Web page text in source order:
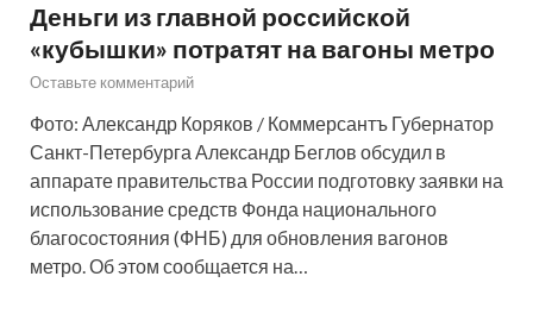
Деньги из главной российской
«кубышки» потратят на вагоны метро
Оставьте комментарий
Фото: Александр Коряков / Коммерсантъ Губернатор
Санкт-Петербурга Александр Беглов обсудил в
аппарате правительства России подготовку заявки на
использование средств Фонда национального
благосостояния (ФНБ) для обновления вагонов
метро. Об этом сообщается на…